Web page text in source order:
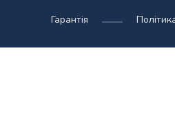
Гарантія